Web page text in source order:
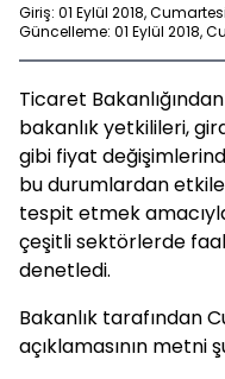
Giriş: 01 Eylül 2018,
Güncelleme: 01 Eylül 2018,
Ticaret
bakanlık yetkilileri,
gibi fiyat
bu durumlardan
tespit etmek
çeşitli sektörlerde
denetledi.
Bakanlık tarafından
açıklamasının metni